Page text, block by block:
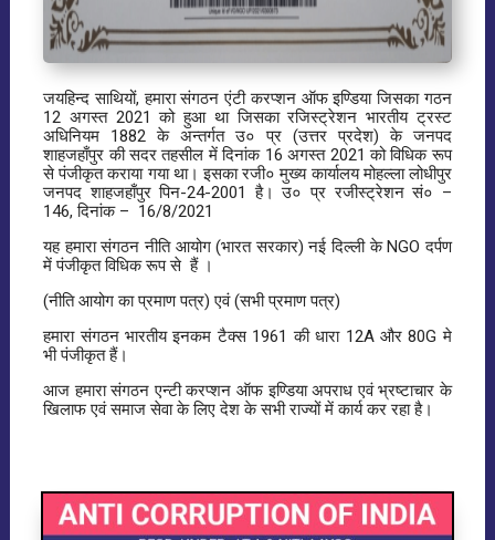
जयहिन्द साथियों, हमारा संगठन एंटी करप्शन ऑफ इण्डिया जिसका गठन
12 अगस्त 2021 को हुआ था जिसका रजिस्ट्रेशन भारतीय ट्रस्ट
अधिनियम 1882 के अन्तर्गत उ० प्र (उत्तर प्रदेश) के जनपद
शाहजहाँपुर की सदर तहसील में दिनांक 16 अगस्त 2021 को विधिक रूप
से पंजीकृत कराया गया था। इसका रजी० मुख्य कार्यालय मोहल्ला लोधीपुर
जनपद शाहजहाँपुर पिन-24-2001 है। उ० प्र रजीस्ट्रेशन सं० –
146, दिनांक – 16/8/2021
यह हमारा संगठन नीति आयोग (भारत सरकार) नई दिल्ली के NGO दर्पण
में पंजीकृत विधिक रूप से हैं ।
(नीति आयोग का प्रमाण पत्र) एवं (सभी प्रमाण पत्र)
हमारा संगठन भारतीय इनकम टैक्स 1961 की धारा 12A और 80G मे
भी पंजीकृत हैं।
आज हमारा संगठन एन्टी करप्शन ऑफ इण्डिया अपराध एवं भ्रष्टाचार के
खिलाफ एवं समाज सेवा के लिए देश के सभी राज्यों में कार्य कर रहा है।